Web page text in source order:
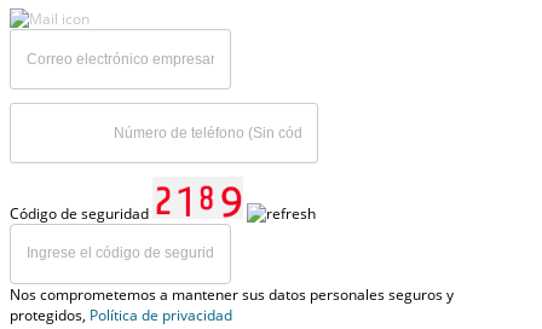
Código de seguridad
Nos comprometemos a mantener sus datos personales seguros y
protegidos, Política de privacidad